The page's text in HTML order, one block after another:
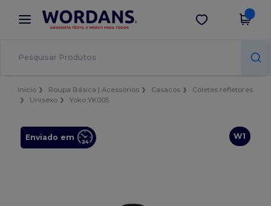
× App Wordans
Melhores preços na app!
Obter app
Início Roupa Básica | Acessórios Casacos
Coletes refletores
Unisexo
Yoko YK005
W1
Enviado em